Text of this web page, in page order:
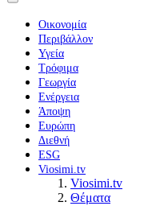
Οικονομία
Περιβάλλον
Υγεία
Τρόφιμα
Γεωργία
Ενέργεια
Άποψη
Ευρώπη
Διεθνή
ESG
Viosimi.tv
Viosimi.tv
Θέματα